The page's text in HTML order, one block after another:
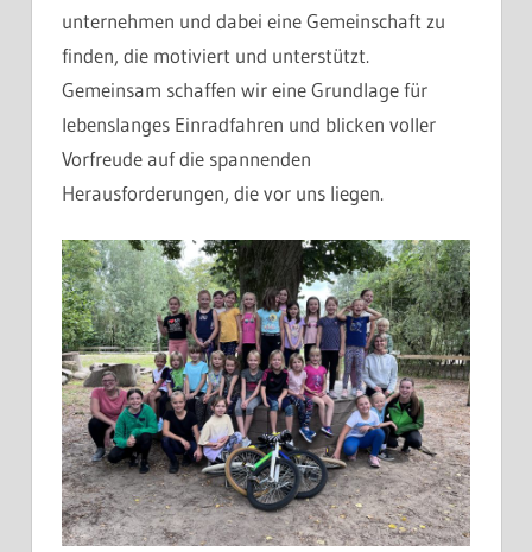
unternehmen und dabei eine Gemeinschaft zu
finden, die motiviert und unterstützt.
Gemeinsam schaffen wir eine Grundlage für
lebenslanges Einradfahren und blicken voller
Vorfreude auf die spannenden
Herausforderungen, die vor uns liegen.